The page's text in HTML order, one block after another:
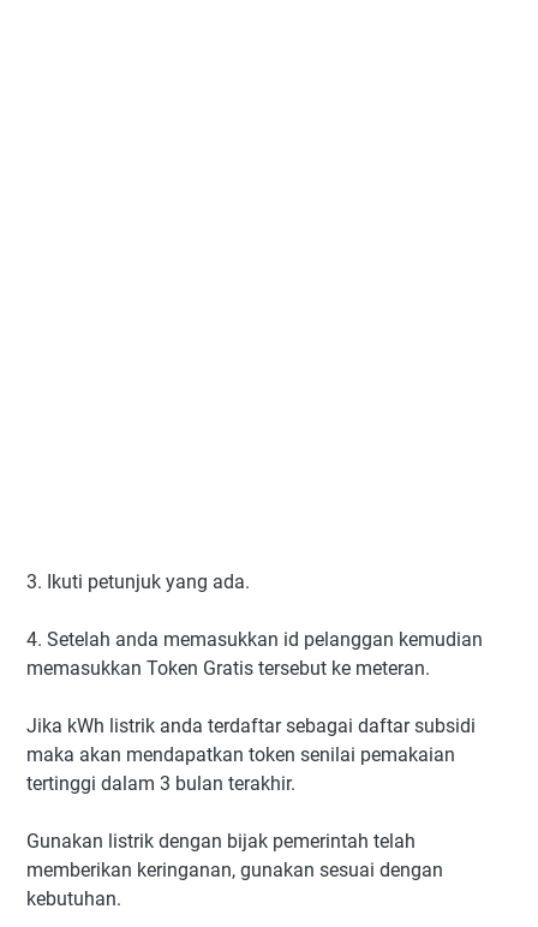
3. Ikuti petunjuk yang ada.
4. Setelah anda memasukkan id pelanggan kemudian
memasukkan Token Gratis tersebut ke meteran.
Jika kWh listrik anda terdaftar sebagai daftar subsidi
maka akan mendapatkan token senilai pemakaian
tertinggi dalam 3 bulan terakhir.
Gunakan listrik dengan bijak pemerintah telah
memberikan keringanan, gunakan sesuai dengan
kebutuhan.